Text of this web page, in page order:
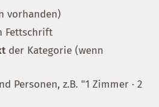
vorhanden)
Fettschrift
der Kategorie (wenn
Personen, z.B. "1 Zimmer · 2